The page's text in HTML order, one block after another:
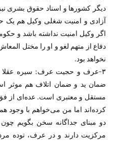
دیگر کشور‌ها و اسناد حقوق بشری
آزادی و امنیت شغلی وکیل هم یک
اگر وکیل امنیت نداشته باشد و
دفاع از متهم لغو و او را مختل
نخواهد بود.
۳-عرف و حجیت عرف: سیره عقلا
ضمان ید و ضمان اتلاف هم موثر
مستقل و معتبری است. عده‌ای از
کرده‌اند اما من می‌خواهم با وجود
دو مبنای جداگانه سخن بگویم چون
مرکزیت دارند و در عرف، توده